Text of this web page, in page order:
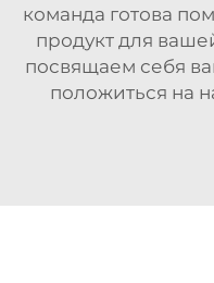
команда готова
продукт для
посвящаем себя
положиться на